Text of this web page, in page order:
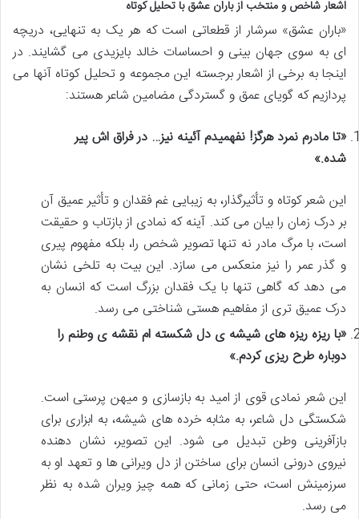
اشعار شاخص و منتخب از باران عشق با تحلیل کوتاه
«باران عشق» سرشار از قطعاتی است که هر یک به تنهایی، دریچه
ای به سوی جهان بینی و احساسات خالد بایزیدی می گشایند. در
اینجا به برخی از اشعار برجسته این مجموعه و تحلیل کوتاه آنها می
پردازیم که گویای عمق و گستردگی مضامین شاعر هستند:
«تا مادرم نمرد هرگز! نفهمیدم آئینه نیز… در فراق اش پیر
شده.»
این شعر کوتاه و تأثیرگذار، به زیبایی غم فقدان و تأثیر عمیق آن
بر درک زمان را بیان می کند. آینه که نمادی از بازتاب و حقیقت
است، با مرگ مادر نه تنها تصویر شخص را، بلکه مفهوم پیری
و گذر عمر را نیز منعکس می سازد. این بیت به تلخی نشان
می دهد که گاهی تنها با یک فقدان بزرگ است که انسان به
درک عمیق تری از مفاهیم هستی شناختی می رسد.
«با ریزه ریزه های شیشه ی دل شکسته ام نقشه ی وطنم را
دوباره طرح ریزی کردم.»
این شعر نمادی قوی از امید به بازسازی و میهن پرستی است.
شکستگی دل شاعر، به مثابه خرده های شیشه، به ابزاری برای
بازآفرینی وطن تبدیل می شود. این تصویر، نشان دهنده
نیروی درونی انسان برای ساختن از دل ویرانی ها و تعهد او به
سرزمینش است، حتی زمانی که همه چیز ویران شده به نظر
می رسد.